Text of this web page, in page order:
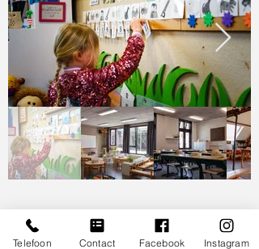
Telefoon Contact Facebook Instagram